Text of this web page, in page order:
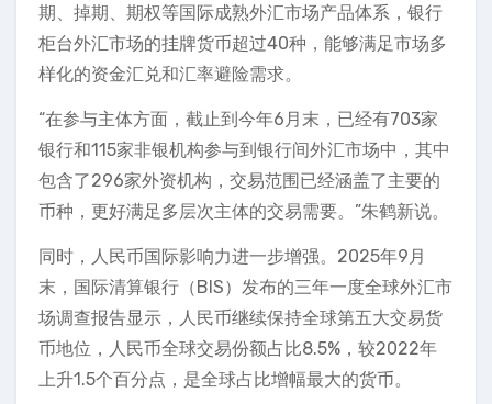
期、掉期、期权等国际成熟外汇市场产品体系，银行
柜台外汇市场的挂牌货币超过40种，能够满足市场多
样化的资金汇兑和汇率避险需求。
“在参与主体方面，截止到今年6月末，已经有703家
银行和115家非银机构参与到银行间外汇市场中，其中
包含了296家外资机构，交易范围已经涵盖了主要的
币种，更好满足多层次主体的交易需要。”朱鹤新说。
同时，人民币国际影响力进一步增强。2025年9月
末，国际清算银行（BIS）发布的三年一度全球外汇市
场调查报告显示，人民币继续保持全球第五大交易货
币地位，人民币全球交易份额占比8.5%，较2022年
上升1.5个百分点，是全球占比增幅最大的货币。